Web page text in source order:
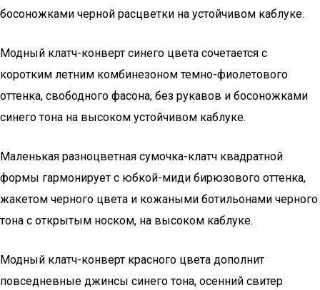
босоножками черной расцветки на устойчивом каблуке.
Модный клатч-конверт синего цвета сочетается с
коротким летним комбинезоном темно-фиолетового
оттенка, свободного фасона, без рукавов и босоножками
синего тона на высоком устойчивом каблуке.
Маленькая разноцветная сумочка-клатч квадратной
формы гармонирует с юбкой-миди бирюзового оттенка,
жакетом черного цвета и кожаными ботильонами черного
тона с открытым носком, на высоком каблуке.
Модный клатч-конверт красного цвета дополнит
повседневные джинсы синего тона, осенний свитер